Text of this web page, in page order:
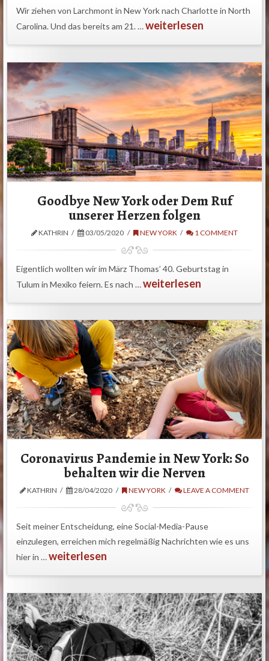
Wir ziehen von Larchmont in New York nach Charlotte in North
Carolina. Und das bereits am 21. …weiterlesen
Goodbye New York oder Dem Ruf
unserer Herzen folgen
KATHRIN 03/05/2020 NEW YORK 1 COMMENT
Eigentlich wollten wir im März Thomas’ 40. Geburtstag in
Tulum in Mexiko feiern. Es nach …weiterlesen
Coronavirus Pandemie in New York: So
behalten wir die Nerven
KATHRIN 28/04/2020 NEW YORK LEAVE A COMMENT
Seit meiner Entscheidung, eine Social-Media-Pause
einzulegen, erreichen mich regelmäßig Nachrichten wie es uns
hier in …weiterlesen